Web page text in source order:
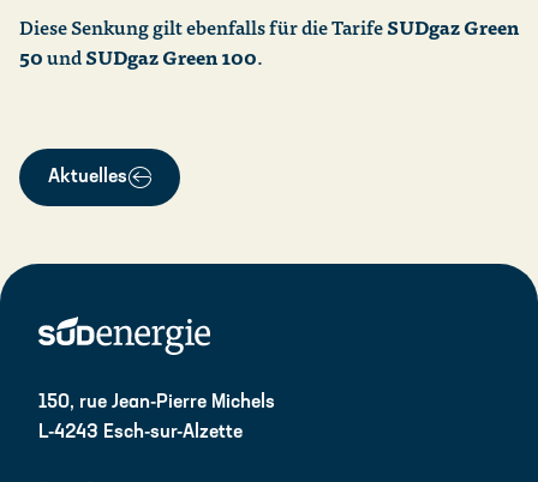
Diese Senkung gilt ebenfalls für die TarifeSUDgaz Green
50undSUDgaz Green 100.
Aktuelles
150, rue Jean-Pierre Michels
L-4243 Esch-sur-Alzette